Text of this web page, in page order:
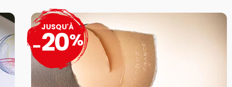
JUSQU'À
-20%